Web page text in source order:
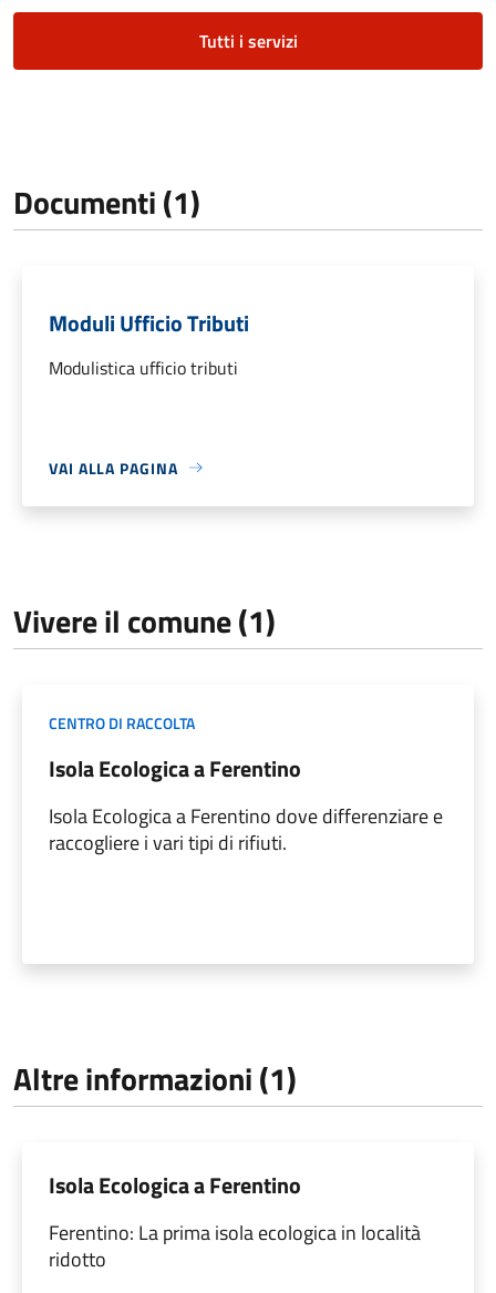
Tutti i servizi
Documenti (1)
Moduli Ufficio Tributi
Modulistica ufficio tributi
VAI ALLA PAGINA
Vivere il comune (1)
CENTRO DI RACCOLTA
Isola Ecologica a Ferentino
Isola Ecologica a Ferentino dove differenziare e
raccogliere i vari tipi di rifiuti.
Altre informazioni (1)
Isola Ecologica a Ferentino
Ferentino: La prima isola ecologica in località
ridotto